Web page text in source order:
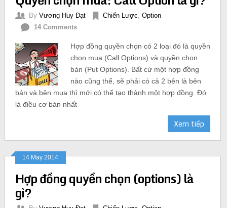
By Vương Huy Đạt Chiến Lược Option
14 Comments
Hợp đồng quyền chọn có 2 loại đó là quyền
chọn mua (Call Options) và quyền chọn
bán (Put Options). Bất cứ một hợp đồng
nào cũng thế, sẽ phải có cả 2 bên là bên
bán và bên mua thì mới có thể tạo thành một hợp đồng. Đó
là điều cơ bản nhất
Xem tiếp
14 May 2014
Hợp đồng quyền chọn (options) là
gì?